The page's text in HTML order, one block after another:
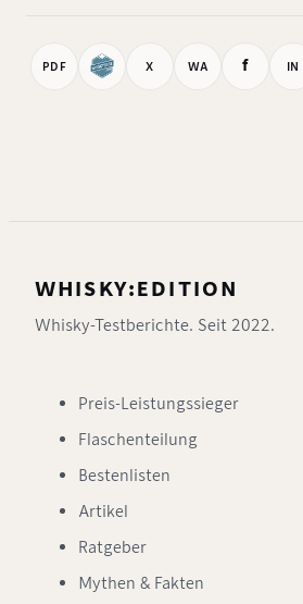
PDF X WA f IN
WHISKY:EDITION
Whisky-Testberichte. Seit 2022.
Preis-Leistungssieger
Flaschenteilung
Bestenlisten
Artikel
Ratgeber
Mythen & Fakten